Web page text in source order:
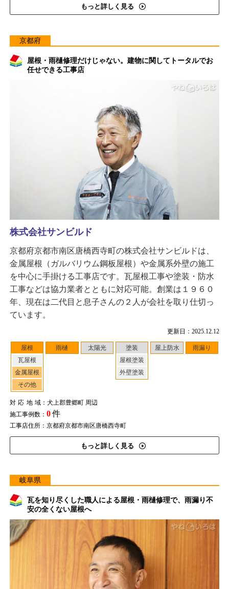
もっと詳しく見る
京都府
屋根・雨樋修理だけじゃない。建物に関してトータルでお
任せできる工事店
更新日：2025.12.12
屋根
瓦屋根
金属屋根
その他
雨樋 太陽光
塗装
屋根塗装
外壁塗装
屋上防水 雨漏り
対応地域：犬上郡豊郷町 周辺
施工事例数： 0件
工事店住所：京都府京都市南区唐橋西寺町
もっと詳しく見る
株式会社サンビルド
京都府京都市南区唐橋西寺町の株式会社サンビルドは、
金属屋根（ガルバリウム鋼板屋根）や金属系外壁の施工
を中心に手掛ける工事店です。瓦屋根工事や塗装・防水
工事などは協力業者とともに対応可能。創業は１９６０
年、現在は二代目と息子さんの２人が会社を取り仕切っ
ています。
岐阜県
瓦を知り尽くした職人による屋根・雨樋修理で、雨漏り不
安の全くない屋根へ